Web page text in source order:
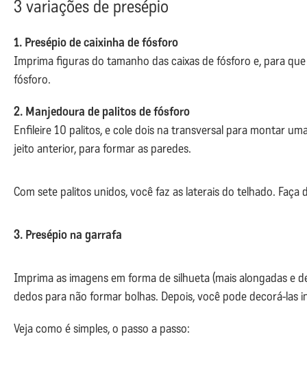
3 variações de presépio
1. Presépio de caixinha de fósforo
Imprima figuras do tamanho das caixas de fósforo e, para
fósforo.
2. Manjedoura de palitos de fósforo
Enfileire 10 palitos, e cole dois na transversal para montar
jeito anterior, para formar as paredes.
Com sete palitos unidos, você faz as laterais do telhado.
3. Presépio na garrafa
Imprima as imagens em forma de silhueta (mais alongadas
dedos para não formar bolhas. Depois, você pode decorá-las
Veja como é simples, o passo a passo: